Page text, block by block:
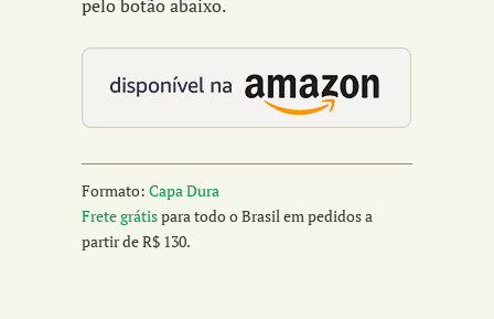
pelo botão abaixo.
Formato: Capa Dura
Frete grátispara todo o Brasil em pedidos a
partir de R$ 130.